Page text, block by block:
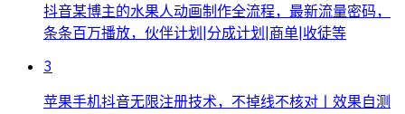
抖音某博主的水果人动画制作全流程，最新流量密码，
条条百万播放，伙伴计划|分成计划|商单|收徒等
3
苹果手机抖音无限注册技术，不掉线不核对丨效果自测